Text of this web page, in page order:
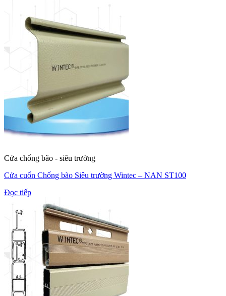
Cửa chống bão - siêu trường
Cửa cuốn Chống bão Siêu trường Wintec – NAN ST100
Đọc tiếp